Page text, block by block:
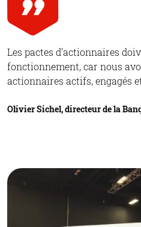
Les pactes d’actionnaires
fonctionnement, car nous
actionnaires actifs, engagés
Olivier Sichel, directeur de la